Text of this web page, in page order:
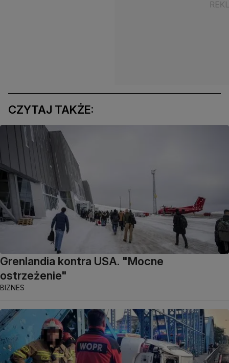
CZYTAJ TAKŻE:
Grenlandia kontra USA. "Mocne
ostrzeżenie"
BIZNES